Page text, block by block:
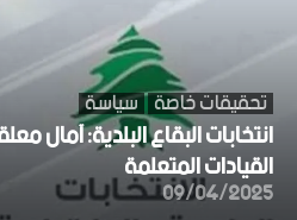
تحقيقات خاصة سياسة
انتخابات البقاع البلدية: آمال
القيادات المتعلمة
09/04/2025